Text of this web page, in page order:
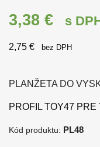
3,38 € s
2,75 € bez DPH
PLANŽETA DO
PROFIL TOY47 PRE
Kód produktu: PL48